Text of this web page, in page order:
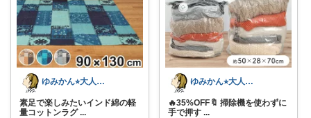
ゆみかん⭐︎大人の暮らし研究室
素足で楽しみたいインド綿の軽
量コットンラグ ...
ゆみかん⭐︎大人の暮らし研究室
🔥35%OFF🔖 掃除機を使わずに
手で押す ...